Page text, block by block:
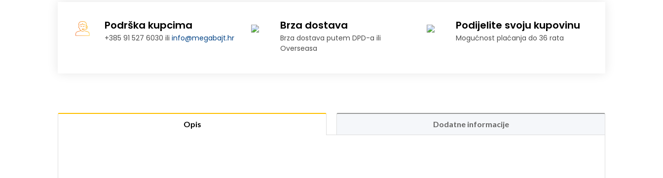
Podrška kupcima
+385 91 527 6030 iliinfo@megabajt.hr
Brza dostava
Brza dostava putem DPD-a ili
Overseasa
Podijelite svoju kupovinu
Mogućnost plaćanja do 36 rata
Opis Dodatne informacije